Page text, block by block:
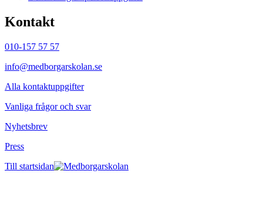
Kontakt
010-157 57 57
info@medborgarskolan.se
Alla kontaktuppgifter
Vanliga frågor och svar
Nyhetsbrev
Press
Till startsidan